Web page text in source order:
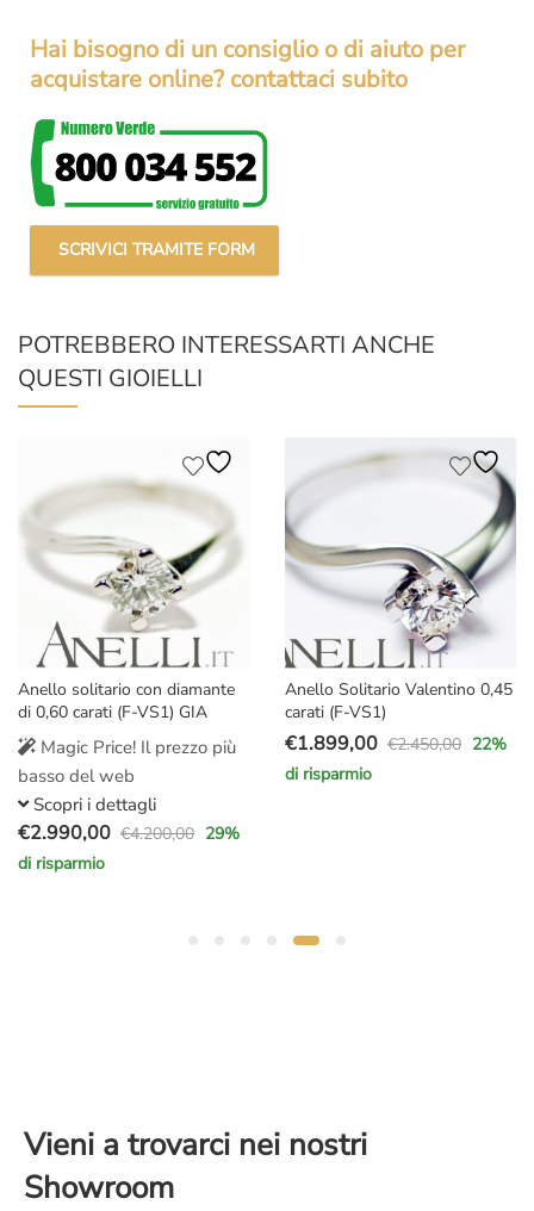
Hai bisogno di un consiglio o di aiuto per
acquistare online? contattaci subito
SCRIVICI TRAMITE FORM
POTREBBERO INTERESSARTI ANCHE
QUESTI GIOIELLI
Anello solitario con diamante
di 0,60 carati (F-VS1) GIA
Magic Price! Il prezzo più
basso del web
Scopri i dettagli
€4.200,00
Il
prezzo
€2.990,00
Il
prezzo
29%
di risparmio
Anello Solitario Valentino 0,45
carati (F-VS1)
€2.450,00
Il
prezzo
€1.899,00
Il
prezzo
22%
di risparmio
Vieni a trovarci nei nostri
Showroom